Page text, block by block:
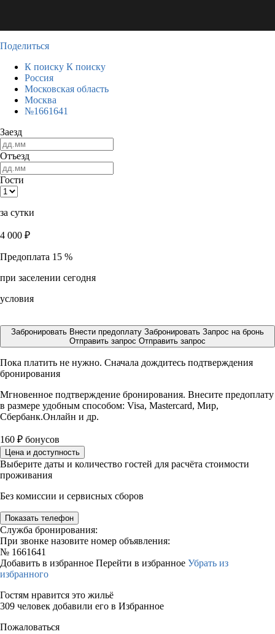
Поделиться
К поиску К поиску
Россия
Московская область
Москва
№1661641
Заезд
Отъезд
Гости
за сутки
4 000 ₽
Предоплата 15 %
при заселении сегодня
условия
Забронировать Внести предоплату Забронировать Запрос на бронь
Отправить запрос Отправить запрос
Пока платить не нужно. Сначала дождитесь подтверждения
бронирования
Мгновенное подтверждение бронирования. Внесите предоплату
в размере удобным способом: Visa, Mastercard, Мир,
Сбербанк.Онлайн и др.
160 ₽ бонусов
Цена и доступность
Выберите даты и количество гостей для расчёта стоимости
проживания
Без комиссии и сервисных сборов
Показать телефон
Служба бронирования:
При звонке назовите номер объявления:
№ 1661641
Добавить в избранное Перейти в избранное Убрать из
избранного
Гостям нравится это жильё
309 человек добавили его в Избранное
Пожаловаться